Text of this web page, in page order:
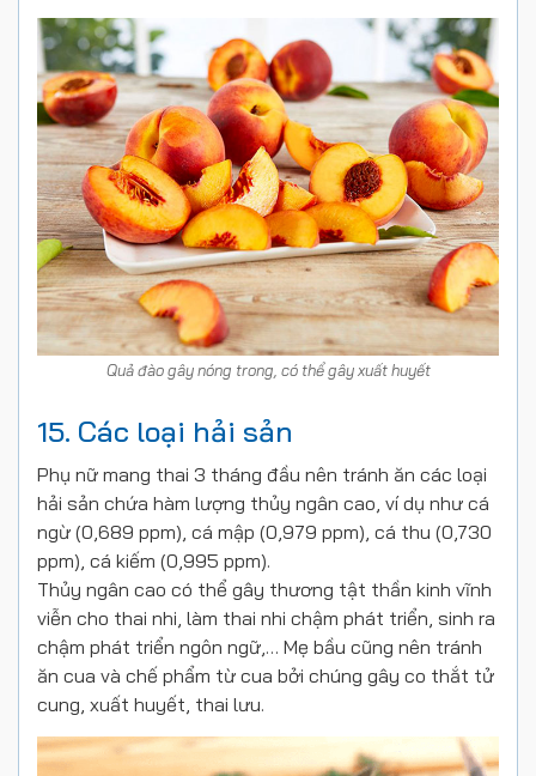
Quả đào gây nóng trong, có thể gây xuất huyết
15. Các loại hải sản
Phụ nữ mang thai 3 tháng đầu nên tránh ăn các loại
hải sản chứa hàm lượng thủy ngân cao, ví dụ như cá
ngừ (0,689 ppm), cá mập (0,979 ppm), cá thu (0,730
ppm), cá kiếm (0,995 ppm).
Thủy ngân cao có thể gây thương tật thần kinh vĩnh
viễn cho thai nhi, làm thai nhi chậm phát triển, sinh ra
chậm phát triển ngôn ngữ,… Mẹ bầu cũng nên tránh
ăn cua và chế phẩm từ cua bởi chúng gây co thắt tử
cung, xuất huyết, thai lưu.